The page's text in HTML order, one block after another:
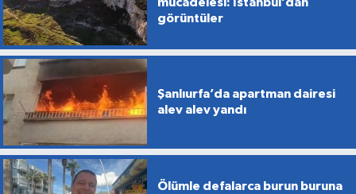
görüntüler
Şanlıurfa’da apartman dairesi
alev alev yandı
Ölümle defalarca burun buruna